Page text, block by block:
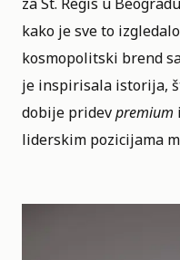
za St. Regis u
kako je sve to
kosmopolitski brend
je inspirisala istorija,
dobije pridevpremium
liderskim pozicijama